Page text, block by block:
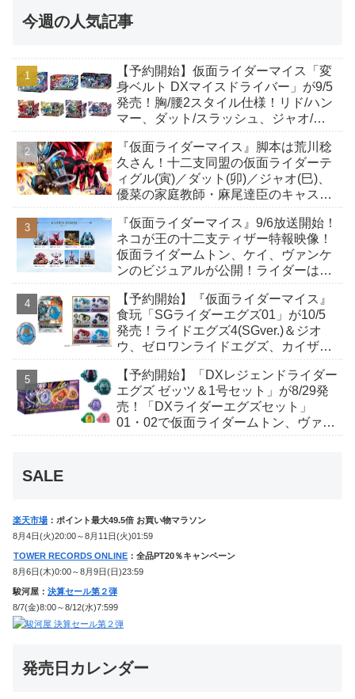
今週の人気記事
【予約開始】仮面ライダーマイス「変
身ベルト DXマイスドライバー」が9/5
発売！胸/腰2スタイル仕様！リド/ハン
マー、ダット/スラッシュ、ジャオ/バ
も！
『仮面ライダーマイス』脚本は荒川稔
久さん！十二支同盟の仮面ライダーテ
ィグル(寅)／ダット(卯)／ジャオ(巳)、
優菜の家庭教師・麻尾達臣のキャスト
んも変身！
『仮面ライダーマイス』9/6放送開始！
ネコが王の十二支ティザー特報映像！
仮面ライダームトン、ケイ、ヴァンケ
ンのビジュアルが公開！ライダーは子
【予約開始】『仮面ライダーマイス』
食玩「SGライダーエグズ01」が10/5
発売！ライドエグズ4(SGver.)＆ジオ
ウ、ゼロワンライドエグズ、カイザ、
【予約開始】「DXレジェンドライダー
エグズ ゼッツ＆1号セット」が8/29発
売！「DXライダーエグズセット」
01・02で仮面ライダームトン、ヴァン
SALE
楽天市場 ：ポイント最大49.5倍 お買い物マラソン
8月4日(火)20:00～8月11日(火)01:59
TOWER RECORDS ONLINE ：全品PT20％キャンペーン
8月6日(木)0:00～8月9日(日)23:59
駿河屋： 決算セール第２弾
8/7(金)8:00～8/12(水)7:599
発売日カレンダー